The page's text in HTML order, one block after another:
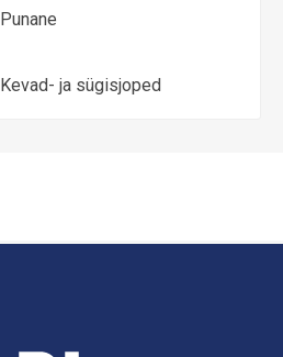
Punane
Kevad- ja sügisjoped